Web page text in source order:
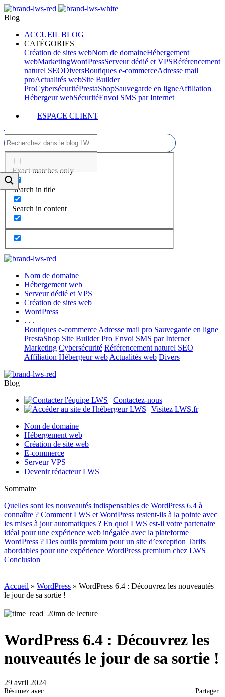
Blog
ACCUEIL BLOG
CATÉGORIES
Création de sites webNom de domaineHébergement
webMarketingWordPressServeur dédié et VPSRéférencement
naturel SEODiversBoutiques e-commerceAdresse mail
proActualités webSite Builder
ProCybersécuritéPrestaShopSauvegarde en ligneAffiliation
Hébergeur webSécuritéEnvoi SMS par Internet
ESPACE CLIENT
Exact matches only
Search in title
Search in content
Nom de domaine
Hébergement web
Serveur dédié et VPS
Création de sites web
WordPress
. . .
Boutiques e-commerce Adresse mail pro Sauvegarde en ligne
PrestaShop Site Builder Pro Envoi SMS par Internet
Marketing Cybersécurité Référencement naturel SEO
Affiliation Hébergeur web Actualités web Divers
Blog
Contactez-nous
Visitez LWS.fr
Nom de domaine
Hébergement web
Création de site web
E-commerce
Serveur VPS
Devenir rédacteur LWS
Sommaire
Quelles sont les nouveautés indispensables de WordPress 6.4 à
connaître ? Comment LWS et WordPress restent-ils à la pointe avec
les mises à jour automatiques ? En quoi LWS est-il votre partenaire
idéal pour une expérience web inégalée avec la plateforme
WordPress ? Des outils premium pour un site d’exception Tarifs
abordables pour une expérience WordPress premium chez LWS
Conclusion
Accueil » WordPress » WordPress 6.4 : Découvrez les nouveautés
le jour de sa sortie !
20mn de lecture
WordPress 6.4 : Découvrez les
nouveautés le jour de sa sortie !
29 avril 2024
Résumez avec: Partager: